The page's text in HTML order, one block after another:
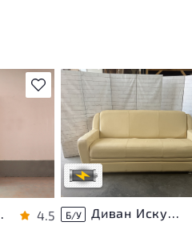
В избранное
Россия 4.5
Степень износа
стадии проверки. Вы
уточнить дополнительную
информацию у
магазина
В обработке
Б/У Диван Искусственная кожа Бежевый